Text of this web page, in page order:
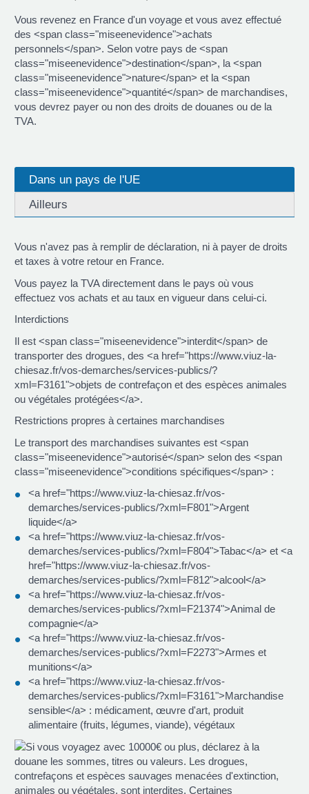
Vous revenez en France d'un voyage et vous avez effectué
des <span class="miseenevidence">achats
personnels</span>. Selon votre pays de <span
class="miseenevidence">destination</span>, la <span
class="miseenevidence">nature</span> et la <span
class="miseenevidence">quantité</span> de marchandises,
vous devrez payer ou non des droits de douanes ou de la
TVA.
Dans un pays de l'UE
Ailleurs
Vous n'avez pas à remplir de déclaration, ni à payer de droits
et taxes à votre retour en France.
Vous payez la TVA directement dans le pays où vous
effectuez vos achats et au taux en vigueur dans celui-ci.
Interdictions
Il est <span class="miseenevidence">interdit</span> de
transporter des drogues, des <a href="https://www.viuz-la-
chiesaz.fr/vos-demarches/services-publics/?
xml=F3161">objets de contrefaçon et des espèces animales
ou végétales protégées</a>.
Restrictions propres à certaines marchandises
Le transport des marchandises suivantes est <span
class="miseenevidence">autorisé</span> selon des <span
class="miseenevidence">conditions spécifiques</span> :
<a href="https://www.viuz-la-chiesaz.fr/vos-
demarches/services-publics/?xml=F801">Argent
liquide</a>
<a href="https://www.viuz-la-chiesaz.fr/vos-
demarches/services-publics/?xml=F804">Tabac</a> et <a
href="https://www.viuz-la-chiesaz.fr/vos-
demarches/services-publics/?xml=F812">alcool</a>
<a href="https://www.viuz-la-chiesaz.fr/vos-
demarches/services-publics/?xml=F21374">Animal de
compagnie</a>
<a href="https://www.viuz-la-chiesaz.fr/vos-
demarches/services-publics/?xml=F2273">Armes et
munitions</a>
<a href="https://www.viuz-la-chiesaz.fr/vos-
demarches/services-publics/?xml=F3161">Marchandise
sensible</a> : médicament, œuvre d'art, produit
alimentaire (fruits, légumes, viande), végétaux